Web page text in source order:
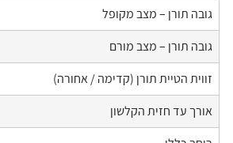
גובה תורן – מצב מקופל
גובה תורן – מצב מורם
זווית הטיית תורן (קדימה / אחורה)
אורך עד חזית הקלשון